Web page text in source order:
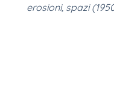
erosioni, spazi